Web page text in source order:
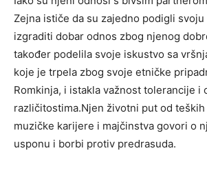
Zejna ističe da su zajedno podigli
izgraditi dobar odnos zbog njenog
također podelila svoje iskustvo sa
koje je trpela zbog svoje etničke
Romkinja, i istakla važnost tolerancije i
različitostima.Njen životni put od teških
muzičke karijere i majčinstva govori o
usponu i borbi protiv predrasuda.